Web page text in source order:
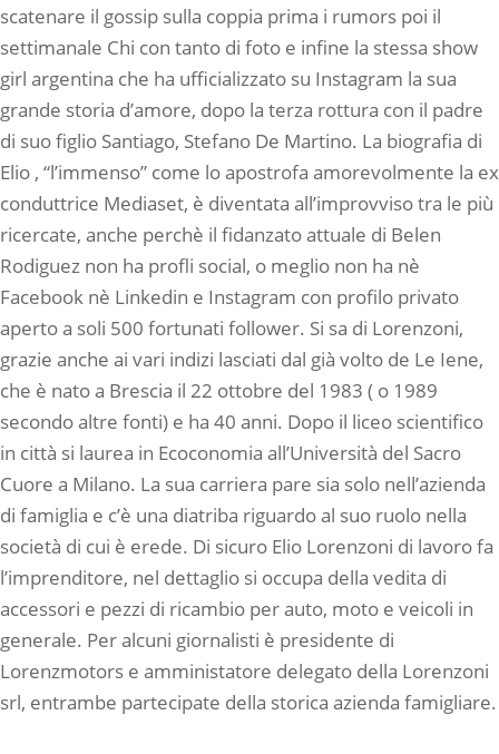
scatenare il gossip sulla coppia prima i rumors poi il
settimanale Chi con tanto di foto e infine la stessa show
girl argentina che ha ufficializzato su Instagram la sua
grande storia d’amore, dopo la terza rottura con il padre
di suo figlio Santiago, Stefano De Martino. La biografia di
Elio , “l’immenso” come lo apostrofa amorevolmente la ex
conduttrice Mediaset, è diventata all’improvviso tra le più
ricercate, anche perchè il fidanzato attuale di Belen
Rodiguez non ha profli social, o meglio non ha nè
Facebook nè Linkedin e Instagram con profilo privato
aperto a soli 500 fortunati follower. Si sa di Lorenzoni,
grazie anche ai vari indizi lasciati dal già volto de Le Iene,
che è nato a Brescia il 22 ottobre del 1983 ( o 1989
secondo altre fonti) e ha 40 anni. Dopo il liceo scientifico
in città si laurea in Ecoconomia all’Università del Sacro
Cuore a Milano. La sua carriera pare sia solo nell’azienda
di famiglia e c’è una diatriba riguardo al suo ruolo nella
società di cui è erede. Di sicuro Elio Lorenzoni di lavoro fa
l’imprenditore, nel dettaglio si occupa della vedita di
accessori e pezzi di ricambio per auto, moto e veicoli in
generale. Per alcuni giornalisti è presidente di
Lorenzmotors e amministatore delegato della Lorenzoni
srl, entrambe partecipate della storica azienda famigliare.